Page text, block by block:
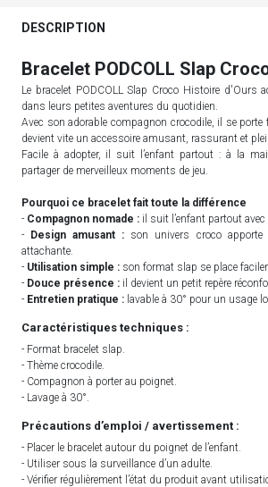
DESCRIPTION
Bracelet PODCOLL Slap
Le bracelet PODCOLL Slap Croco Histoire d'Ours
dans leurs petites aventures du quotidien.
Avec son adorable compagnon crocodile, il se
devient vite un accessoire amusant, rassurant et
Facile à adopter, il suit l’enfant partout : à la
partager de merveilleux moments de jeu.
Pourquoi ce bracelet fait toute la différence
- Compagnon nomade : il suit l’enfant partout avec
- Design amusant : son univers croco
attachante.
- Utilisation simple : son format slap se place
- Douce présence : il devient un petit repère
- Entretien pratique : lavable à 30° pour un usage
Caractéristiques techniques :
- Format bracelet slap.
- Thème crocodile.
- Compagnon à porter au poignet.
- Lavage à 30°.
Précautions d’emploi / avertissement :
- Placer le bracelet autour du poignet de l’enfant.
- Utiliser sous la surveillance d’un adulte.
- Vérifier régulièrement l’état du produit avant